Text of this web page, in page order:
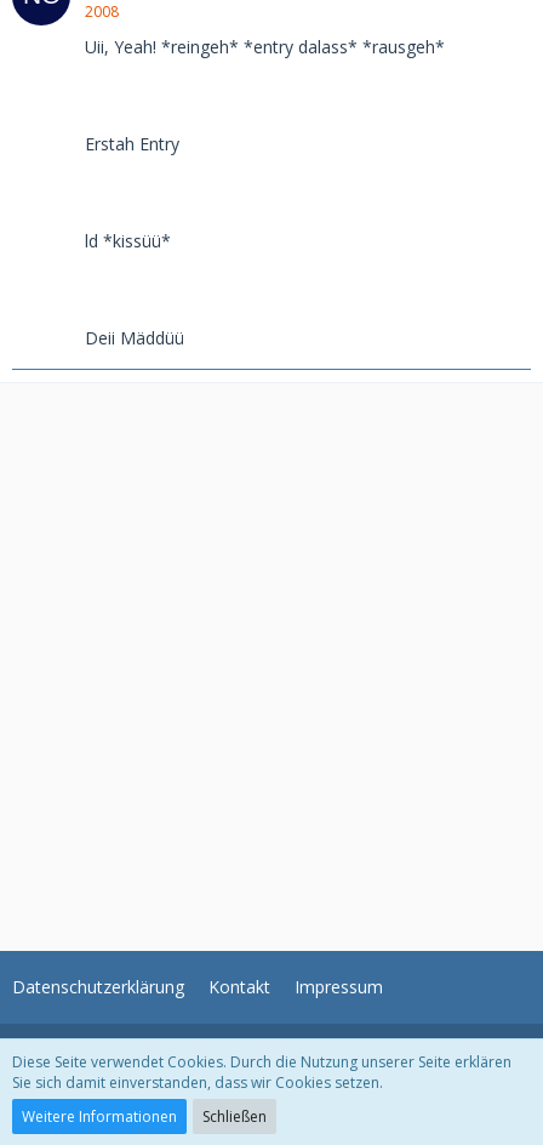
2008
Uii, Yeah! *reingeh* *entry dalass* *rausgeh*
Erstah Entry
ld *kissüü*
Deii Mäddüü
Datenschutzerklärung Kontakt Impressum
Unser Angebot: Unser kostenloses Haushaltsbuch. Einfach noch heute
testen und sich einen Überblick der eigenen Finazen schaffen.
Community-Software von Woltlab
Diese Seite verwendet Cookies. Durch die Nutzung unserer Seite erklären
Sie sich damit einverstanden, dass wir Cookies setzen.
Weitere Informationen
Schließen